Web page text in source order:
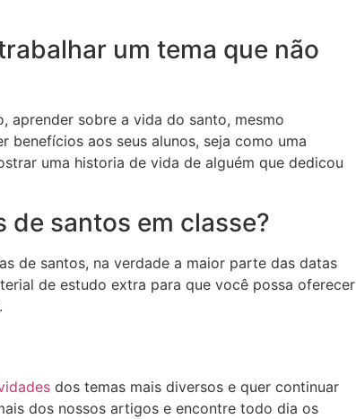
um tema que não
aprender sobre a vida do santo, mesmo
benefícios aos seus alunos, seja como uma
uma historia de vida de alguém que dedicou
de santos em classe?
de santos, na verdade a maior parte das datas
de estudo extra para que você possa oferecer
dos temas mais diversos e quer continuar
dos nossos artigos e encontre todo dia os